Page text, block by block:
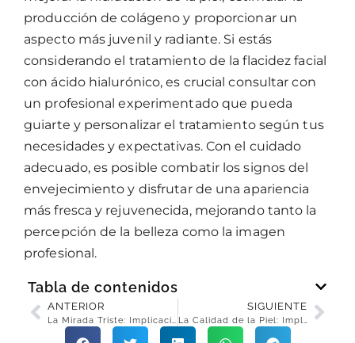
producción de colágeno y proporcionar un
aspecto más juvenil y radiante. Si estás
considerando el tratamiento de la flacidez facial
con ácido hialurónico, es crucial consultar con
un profesional experimentado que pueda
guiarte y personalizar el tratamiento según tus
necesidades y expectativas. Con el cuidado
adecuado, es posible combatir los signos del
envejecimiento y disfrutar de una apariencia
más fresca y rejuvenecida, mejorando tanto la
percepción de la belleza como la imagen
profesional.
Tabla de contenidos
ANTERIOR SIGUIENTE